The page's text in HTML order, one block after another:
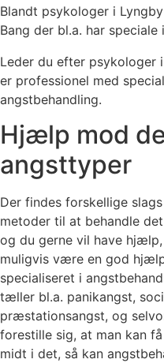
Blandt psykologer i
Bang der bl.a. har
Leder du efter psykologer
er professionel med
angstbehandling.
Hjælp mod
angsttyper
Der findes forskellige slags
metoder til at behandle
og du gerne vil have
muligvis være en god
specialiseret i
tæller bl.a. panikangst,
præstationsangst, og
forestille sig, at man kan
midt i det, så kan